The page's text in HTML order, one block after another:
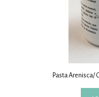
Pasta Arenisca/